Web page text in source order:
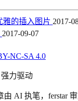
雅的插入图片 2017-
2017-09-07
NC-SA 4.0
强力驱动
AI 执笔，ferstar